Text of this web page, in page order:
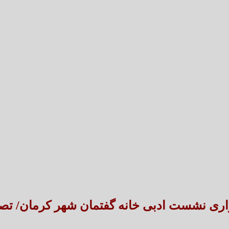
تعارض قوانین؛ مانع پنهان سنددار شدن بخش
طنین شعر عاشورایی در
نشست ادبی خانه گفتمان شهر کرمان/